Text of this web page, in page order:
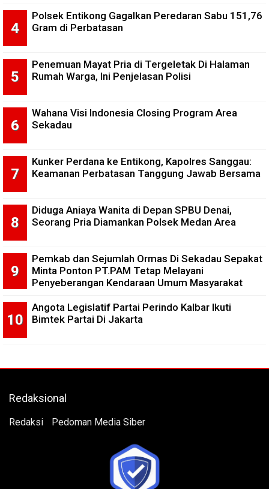
Polsek Entikong Gagalkan Peredaran Sabu 151,76
Gram di Perbatasan
Penemuan Mayat Pria di Tergeletak Di Halaman
Rumah Warga, Ini Penjelasan Polisi
Wahana Visi Indonesia Closing Program Area
Sekadau
Kunker Perdana ke Entikong, Kapolres Sanggau:
Keamanan Perbatasan Tanggung Jawab Bersama
Diduga Aniaya Wanita di Depan SPBU Denai,
Seorang Pria Diamankan Polsek Medan Area
Pemkab dan Sejumlah Ormas Di Sekadau Sepakat
Minta Ponton PT.PAM Tetap Melayani
Penyeberangan Kendaraan Umum Masyarakat
Angota Legislatif Partai Perindo Kalbar Ikuti
Bimtek Partai Di Jakarta
Redaksional
Redaksi Pedoman Media Siber